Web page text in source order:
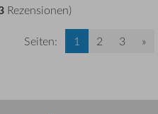
Rezensionen)
Seiten:
1 2 3 »